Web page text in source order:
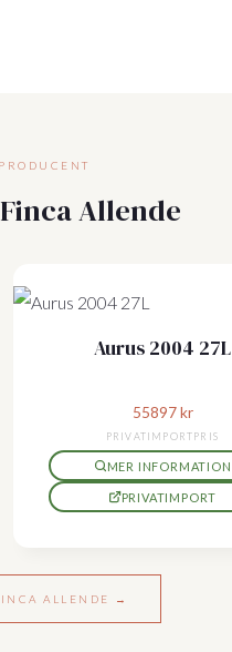
Allende
Aurus 2004 27L
55897kr
PRIVATIMPORTPRIS
MER INFORMATION
PRIVATIMPORT
ALLENDE →